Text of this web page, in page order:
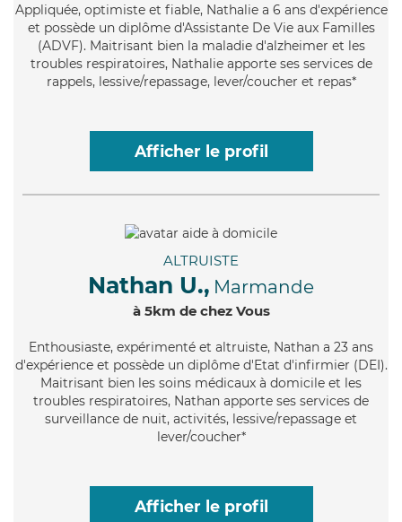
Appliquée, optimiste et fiable, Nathalie a 6 ans d'expérience
et possède un diplôme d'Assistante De Vie aux Familles
(ADVF). Maitrisant bien la maladie d'alzheimer et les
troubles respiratoires, Nathalie apporte ses services de
rappels, lessive/repassage, lever/coucher et repas*
Afficher le profil
ALTRUISTE
Nathan U., Marmande
à 5km de chez Vous
Enthousiaste, expérimenté et altruiste, Nathan a 23 ans
d'expérience et possède un diplôme d'Etat d'infirmier (DEI).
Maitrisant bien les soins médicaux à domicile et les
troubles respiratoires, Nathan apporte ses services de
surveillance de nuit, activités, lessive/repassage et
lever/coucher*
Afficher le profil